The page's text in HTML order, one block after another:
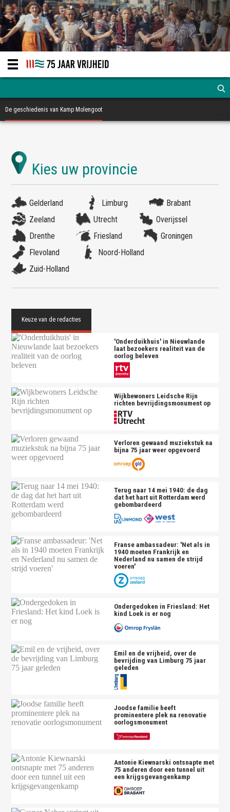
De geschiedenis van Kamp Molengoot
Gelderland Limburg
Brabant
Zeeland
Utrecht
Overijssel
Drenthe
Friesland
Groningen
Flevoland
Noord-Holland
Zuid-Holland
'Onderduikhuis' in Nieuwlande
laat bezoekers realiteit van de
oorlog beleven
Wijkbewoners Leidsche Rijn
richten bevrijdingsmonument op
Verloren gewaand muziekstuk na
bijna 75 jaar weer opgevoerd
Terug naar 14 mei 1940: de dag
dat het hart uit Rotterdam werd
gebombardeerd
Franse ambassadeur: 'Net als in
1940 moeten Frankrijk en
Nederland nu samen de strijd
voeren'
Ondergedoken in Friesland: Het
kind Loek is er nog
Emil en de vrijheid, over de
bevrijding van Limburg 75 jaar
geleden
Joodse familie heeft
prominentere plek na renovatie
oorlogsmonument
Antonie Kiewnarski ontsnapte met
75 anderen door een tunnel uit
een krijgsgevangenkamp